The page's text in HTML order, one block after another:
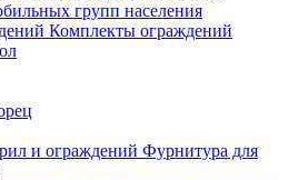
групп населения
Комплекты ограждений
Фурнитура для